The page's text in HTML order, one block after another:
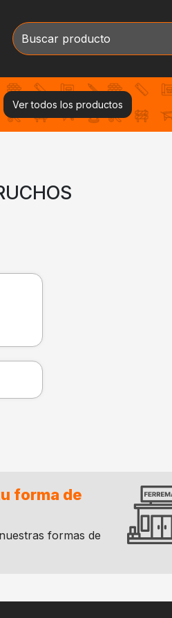
Ver todos los productos
forma de
formas de